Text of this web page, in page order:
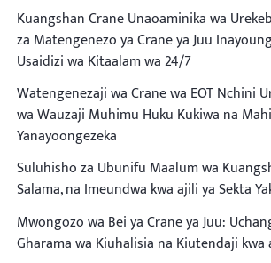
Kuangshan Crane Unaoaminika wa
za Matengenezo ya Crane ya Juu
Usaidizi wa Kitaalam wa 24/7
Watengenezaji wa Crane wa EOT Nchini
wa Wauzaji Muhimu Huku Kukiwa na
Yanayoongezeka
Suluhisho za Ubunifu Maalum wa
Salama, na Imeundwa kwa ajili ya Sekta
Mwongozo wa Bei ya Crane ya Juu:
Gharama wa Kiuhalisia na Kiutendaji kwa